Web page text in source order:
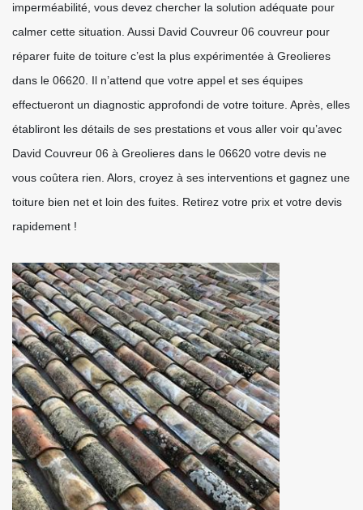
imperméabilité, vous devez chercher la solution adéquate pour
calmer cette situation. Aussi David Couvreur 06 couvreur pour
réparer fuite de toiture c’est la plus expérimentée à Greolieres
dans le 06620. Il n’attend que votre appel et ses équipes
effectueront un diagnostic approfondi de votre toiture. Après, elles
établiront les détails de ses prestations et vous aller voir qu’avec
David Couvreur 06 à Greolieres dans le 06620 votre devis ne
vous coûtera rien. Alors, croyez à ses interventions et gagnez une
toiture bien net et loin des fuites. Retirez votre prix et votre devis
rapidement !